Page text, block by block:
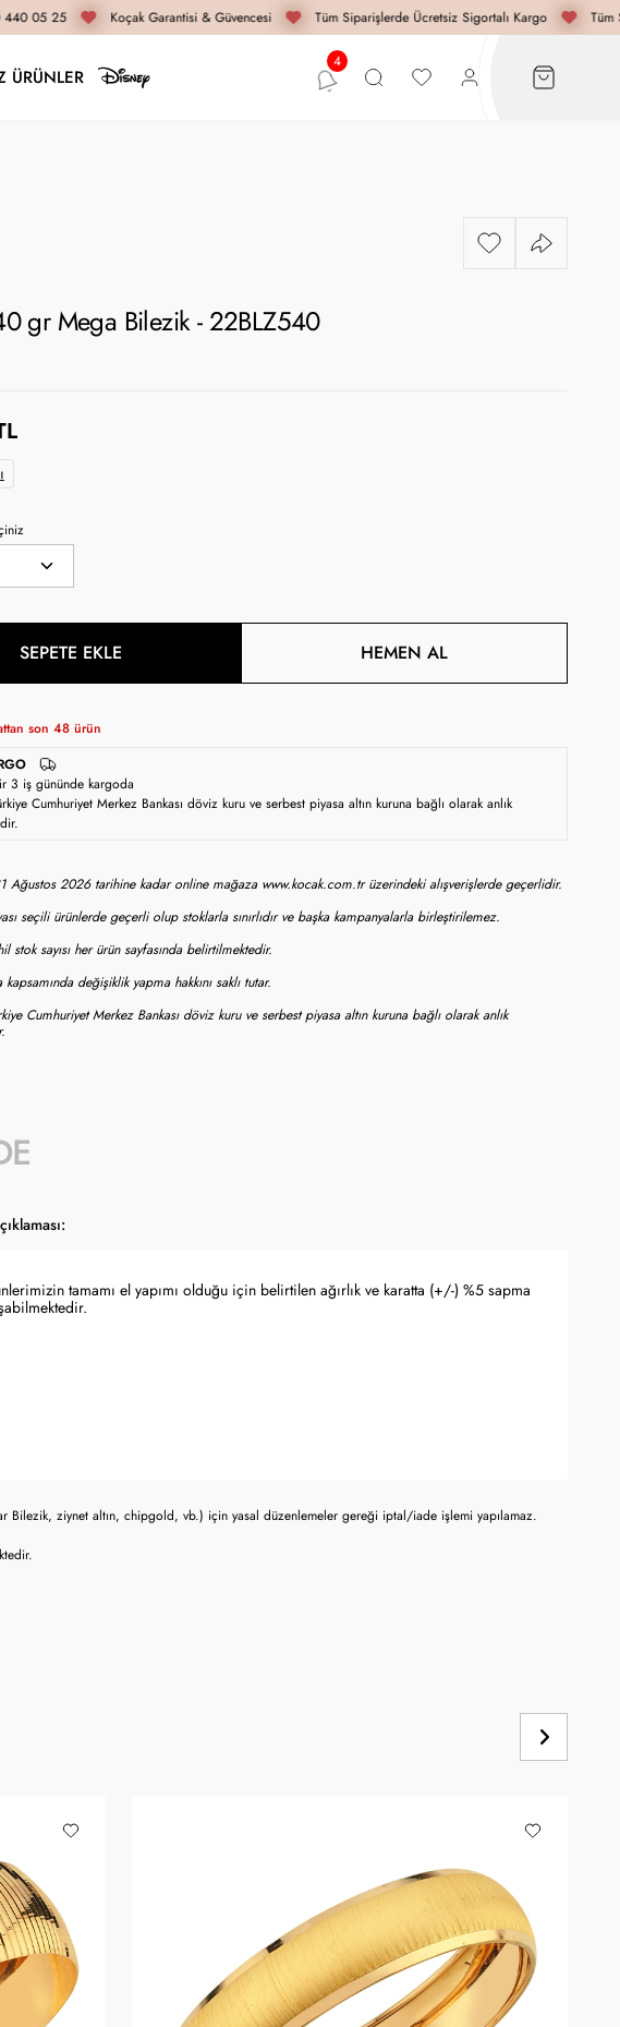
05 25 Koçak Garantisi & Güvencesi Tüm Siparişlerde Ücretsiz Sigortalı Kargo Tüm
ÜRÜNLER
gr Mega Bilezik - 22BLZ540
SEPETE EKLE HEMEN AL
son 48 ürün
3 iş gününde kargoda
Cumhuriyet Merkez Bankası döviz kuru ve serbest piyasa altın kuruna bağlı olarak anlık
Ağustos 2026 tarihine kadar online mağaza www.kocak.com.tr üzerindeki alışverişlerde geçerlidir.
seçili ürünlerde geçerli olup stoklarla sınırlıdır ve başka kampanyalarla birleştirilemez.
stok sayısı her ürün sayfasında belirtilmektedir.
değişiklik yapma hakkını saklı tutar.
Cumhuriyet Merkez Bankası döviz kuru ve serbest piyasa altın kuruna bağlı olarak anlık
tamamı el yapımı olduğu için belirtilen ağırlık ve karatta (+/-) %5 sapma
Bilezik, ziynet altın, chipgold, vb.) için yasal düzenlemeler gereği iptal/iade işlemi yapılamaz.